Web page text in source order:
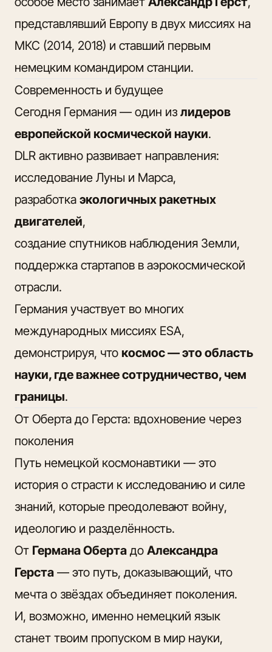
представлявший Европу в двух миссиях на
МКС (2014, 2018) и ставший первым
немецким командиром станции.
Современность и будущее
Сегодня Германия — один из лидеров
европейской космической науки.
DLR активно развивает направления:
исследование Луны и Марса,
разработка экологичных ракетных
двигателей,
создание спутников наблюдения Земли,
поддержка стартапов в аэрокосмической
отрасли.
Германия участвует во многих
международных миссиях ESA,
демонстрируя, что космос — это область
науки, где важнее сотрудничество, чем
границы.
От Оберта до Герста: вдохновение через
поколения
Путь немецкой космонавтики — это
история о страсти к исследованию и силе
знаний, которые преодолевают войну,
идеологию и разделённость.
От Германа Оберта до Александра
Герста — это путь, доказывающий, что
мечта о звёздах объединяет поколения.
И, возможно, именно немецкий язык
станет твоим пропуском в мир науки,